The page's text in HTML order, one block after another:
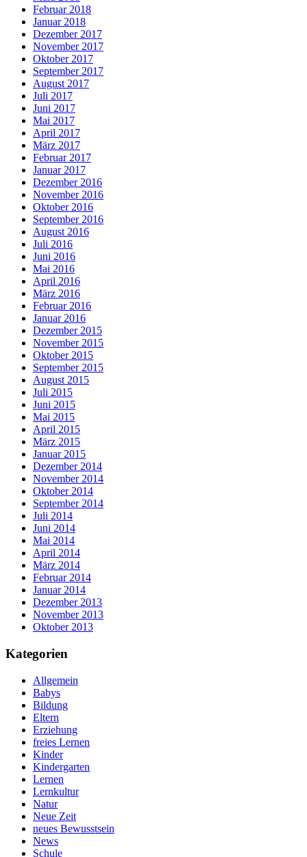
Februar 2018
Januar 2018
Dezember 2017
November 2017
Oktober 2017
September 2017
August 2017
Juli 2017
Juni 2017
Mai 2017
April 2017
März 2017
Februar 2017
Januar 2017
Dezember 2016
November 2016
Oktober 2016
September 2016
August 2016
Juli 2016
Juni 2016
Mai 2016
April 2016
März 2016
Februar 2016
Januar 2016
Dezember 2015
November 2015
Oktober 2015
September 2015
August 2015
Juli 2015
Juni 2015
Mai 2015
April 2015
März 2015
Januar 2015
Dezember 2014
November 2014
Oktober 2014
September 2014
Juli 2014
Juni 2014
Mai 2014
April 2014
März 2014
Februar 2014
Januar 2014
Dezember 2013
November 2013
Oktober 2013
Kategorien
Allgemein
Babys
Bildung
Eltern
Erziehung
freies Lernen
Kinder
Kindergarten
Lernen
Lernkultur
Natur
Neue Zeit
neues Bewusstsein
News
Schule